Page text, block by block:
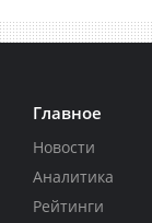
Главное
Новости
Аналитика
Рейтинги